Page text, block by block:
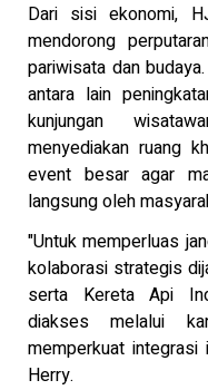
Dari sisi ekonomi,
mendorong
pariwisata dan
antara lain
kunjungan
menyediakan ruang
event besar agar
langsung oleh
"Untuk memperluas
kolaborasi strategis
serta Kereta Api
diakses melalui
memperkuat integrasi
Herry.